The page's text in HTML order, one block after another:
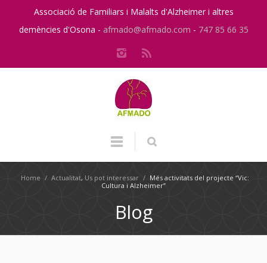
Associació de Familiars i Malalts d'Alzheimer i altres
demències d'Osona - afmado@afmado.com - 747 85 66 35
Home / Actualitat, Us pot interessar / Més activitats del projecte “Vic:
Cultura i Alzheimer”
Blog